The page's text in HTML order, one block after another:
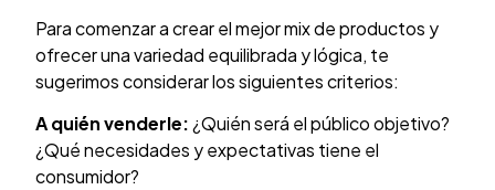
Para comenzar a crear el mejor mix de productos y
ofrecer una variedad equilibrada y lógica, te
sugerimos considerar los siguientes criterios:
A quién venderle: ¿Quién será el público objetivo?
¿Qué necesidades y expectativas tiene el
consumidor?